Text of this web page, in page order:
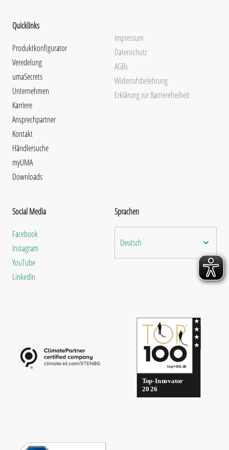
Quicklinks
Produktkonfigurator
Veredelung
umaSecrets
Unternehmen
Karriere
Ansprechpartner
Kontakt
Händlersuche
myUMA
Downloads
Impressum
Datenschutz
AGBs
Widerrufsbelehrung
Erklärung zur Barrierefreiheit
Social Media
Facebook
Instagram
YouTube
LinkedIn
Sprachen
Deutsch